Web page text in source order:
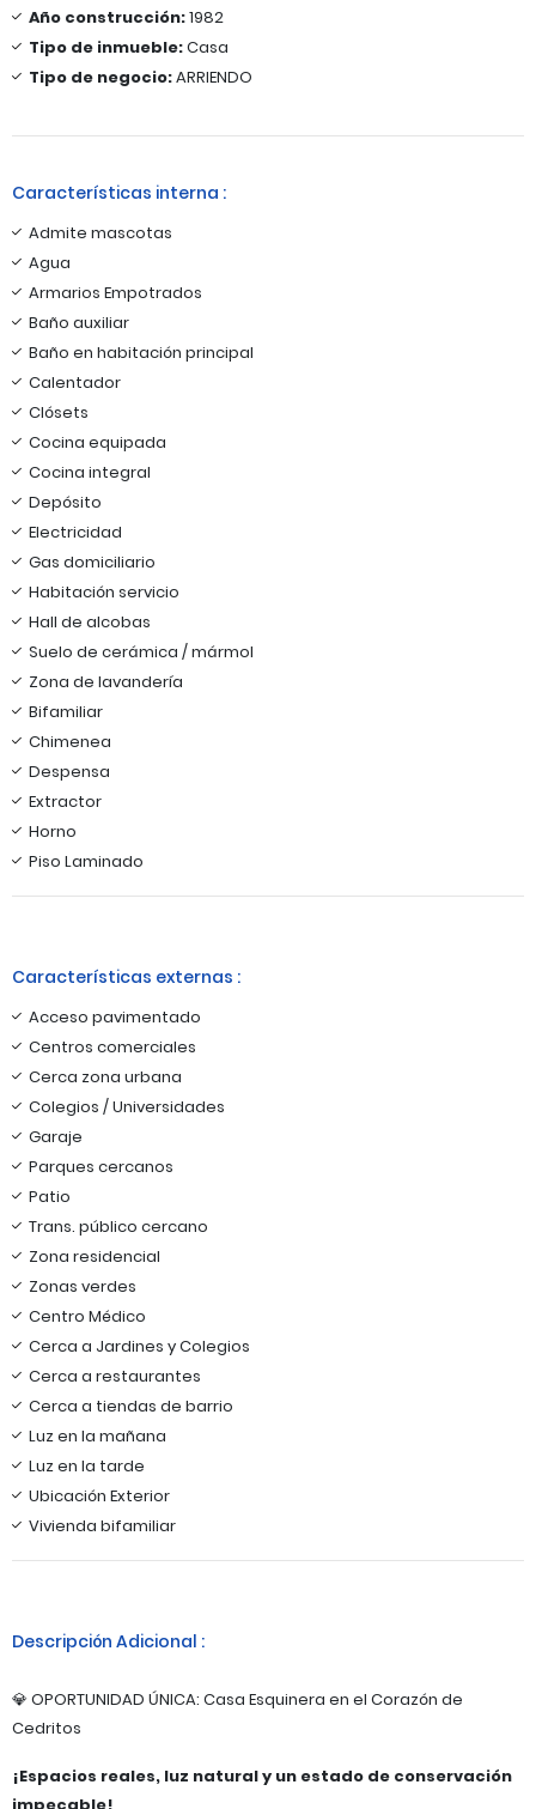
Año construcción:1982
Tipo de inmueble:Casa
Tipo de negocio:ARRIENDO
Características interna :
Admite mascotas
Agua
Armarios Empotrados
Baño auxiliar
Baño en habitación principal
Calentador
Clósets
Cocina equipada
Cocina integral
Depósito
Electricidad
Gas domiciliario
Habitación servicio
Hall de alcobas
Suelo de cerámica / mármol
Zona de lavandería
Bifamiliar
Chimenea
Despensa
Extractor
Horno
Piso Laminado
Características externas :
Acceso pavimentado
Centros comerciales
Cerca zona urbana
Colegios / Universidades
Garaje
Parques cercanos
Patio
Trans. público cercano
Zona residencial
Zonas verdes
Centro Médico
Cerca a Jardines y Colegios
Cerca a restaurantes
Cerca a tiendas de barrio
Luz en la mañana
Luz en la tarde
Ubicación Exterior
Vivienda bifamiliar
Descripción Adicional :
​💎 OPORTUNIDAD ÚNICA: Casa Esquinera en el Corazón de
Cedritos
¡Espacios reales, luz natural y un estado de conservación